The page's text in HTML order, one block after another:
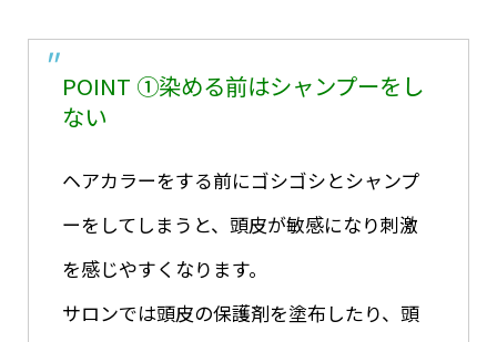
POINT ①染める前はシャンプーをし
ない
ヘアカラーをする前にゴシゴシとシャンプ
ーをしてしまうと、頭皮が敏感になり刺激
を感じやすくなります。
サロンでは頭皮の保護剤を塗布したり、頭